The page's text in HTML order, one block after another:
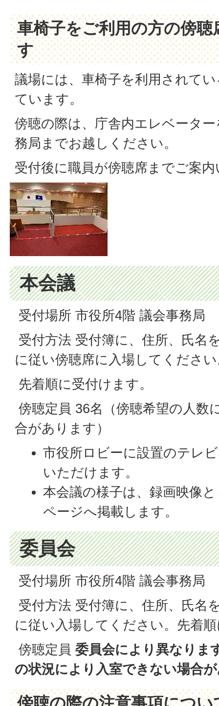
車椅子をご利用の方の傍
す
議場には、車椅子を利用されて
ています。
傍聴の際は、庁舎内エレベータ
務局までお越しください。
受付後に職員が傍聴席までご案
本会議
受付場所 市役所4階 議会事務局
受付方法 受付簿に、住所、氏名
に従い傍聴席に入場してくださ
先着順に受付けます。
傍聴定員 36名（傍聴希望の人数
合があります）
市役所ロビーに設置のテレ
いただけます。
本会議の様子は、録画映像
ページへ掲載します。
委員会
受付場所 市役所4階 議会事務局
受付方法 受付簿に、住所、氏名
に従い入場してください。先着
傍聴定員 委員会により異なりま
の状況により入室できない場合